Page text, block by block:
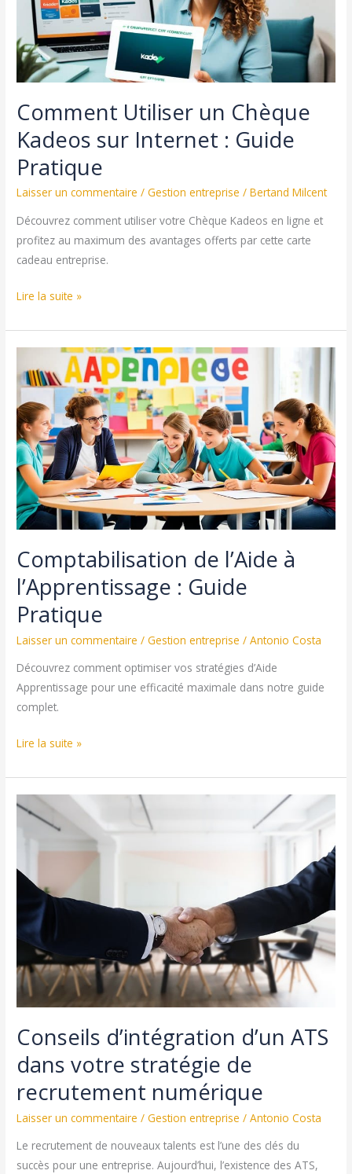
AADPROX
Comment Utiliser un Chèque
Kadeos sur Internet : Guide
Pratique
Laisser un commentaire /Gestion entreprise /Bertand Milcent
Découvrez comment utiliser votre Chèque Kadeos en ligne et
profitez au maximum des avantages offerts par cette carte
cadeau entreprise.
Comment
un
Kadeos
sur
Internet
:
Guide
Pratique
Lire la suite »
Comptabilisation de l’Aide à
l’Apprentissage : Guide
Pratique
Laisser un commentaire /Gestion entreprise /Antonio Costa
Découvrez comment optimiser vos stratégies d’Aide
Apprentissage pour une efficacité maximale dans notre guide
complet.
Comptabilisation
l’Aide
à
l’Apprentissage
Pratique
Lire la suite »
Conseils d’intégration d’un ATS
dans votre stratégie de
recrutement numérique
Laisser un commentaire /Gestion entreprise /Antonio Costa
Le recrutement de nouveaux talents est l’une des clés du
succès pour une entreprise. Aujourd’hui, l’existence des ATS,